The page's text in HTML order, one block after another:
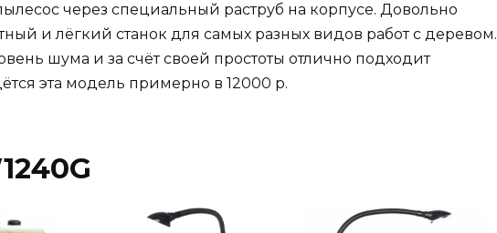
через специальный раструб на корпусе. Довольно
и лёгкий станок для самых разных видов работ с деревом.
шума и за счёт своей простоты отлично подходит
эта модель примерно в 12000 р.